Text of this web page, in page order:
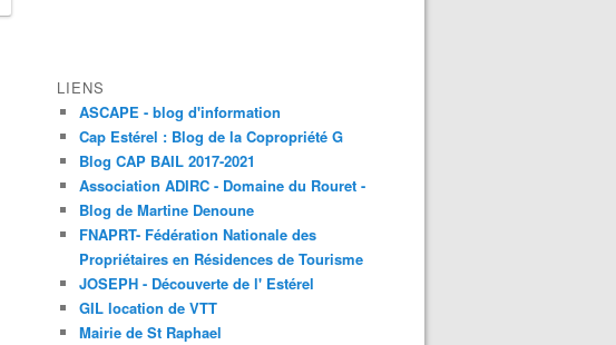
LIENS
ASCAPE - blog d'information
Cap Estérel : Blog de la Copropriété G
Blog CAP BAIL 2017-2021
Association ADIRC - Domaine du Rouret -
Blog de Martine Denoune
FNAPRT- Fédération Nationale des
Propriétaires en Résidences de Tourisme
JOSEPH - Découverte de l' Estérel
GIL location de VTT
Mairie de St Raphael